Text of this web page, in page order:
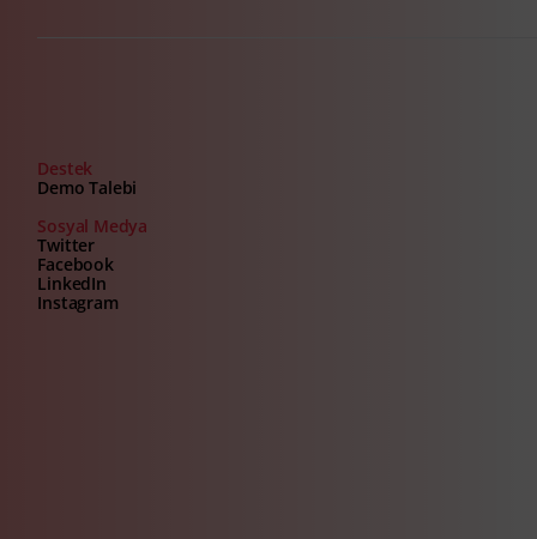
Destek
Demo Talebi
Sosyal Medya
Twitter
Facebook
LinkedIn
Instagram